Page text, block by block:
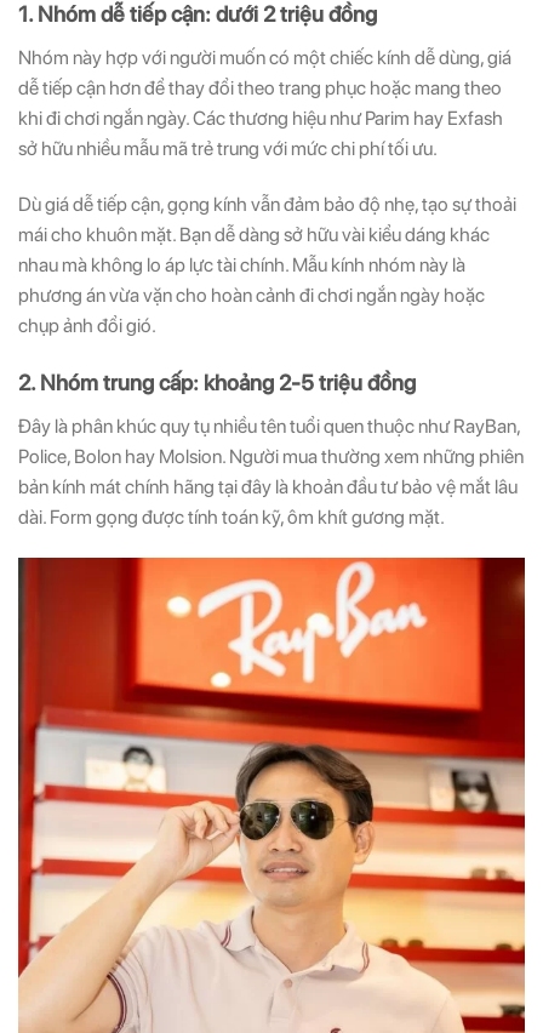
1. Nhóm dễ tiếp cận: dưới 2 triệu đồng
Nhóm này hợp với người muốn có một chiếc kính dễ dùng, giá
dễ tiếp cận hơn để thay đổi theo trang phục hoặc mang theo
khi đi chơi ngắn ngày. Các thương hiệu như Parim hay Exfash
sở hữu nhiều mẫu mã trẻ trung với mức chi phí tối ưu.
Dù giá dễ tiếp cận, gọng kính vẫn đảm bảo độ nhẹ, tạo sự thoải
mái cho khuôn mặt. Bạn dễ dàng sở hữu vài kiểu dáng khác
nhau mà không lo áp lực tài chính. Mẫu kính nhóm này là
phương án vừa vặn cho hoàn cảnh đi chơi ngắn ngày hoặc
chụp ảnh đổi gió.
2. Nhóm trung cấp: khoảng 2-5 triệu đồng
Đây là phân khúc quy tụ nhiều tên tuổi quen thuộc như RayBan,
Police, Bolon hay Molsion. Người mua thường xem những phiên
bản kính mát chính hãng tại đây là khoản đầu tư bảo vệ mắt lâu
dài. Form gọng được tính toán kỹ, ôm khít gương mặt.